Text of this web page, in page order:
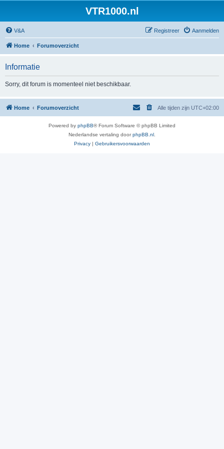
VTR1000.nl
V&A Aanmelden
Registreer
Home Forumoverzicht
Informatie
Sorry, dit forum is momenteel niet beschikbaar.
Home Forumoverzicht Alle tijden zijn UTC+02:00
Powered by phpBB® Forum Software © phpBB Limited
Nederlandse vertaling doorphpBB.nl
Privacy | Gebruikersvoorwaarden